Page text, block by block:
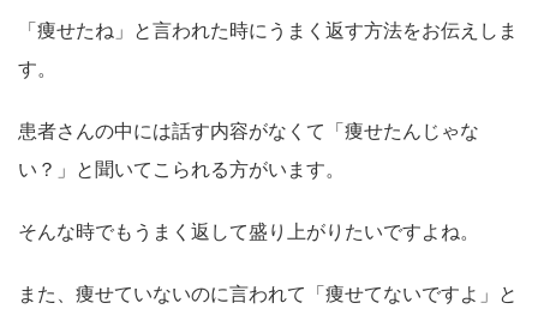
「痩せたね」と言われた時にうまく返す方法をお伝えしま
す。
患者さんの中には話す内容がなくて「痩せたんじゃな
い？」と聞いてこられる方がいます。
そんな時でもうまく返して盛り上がりたいですよね。
また、痩せていないのに言われて「痩せてないですよ」と